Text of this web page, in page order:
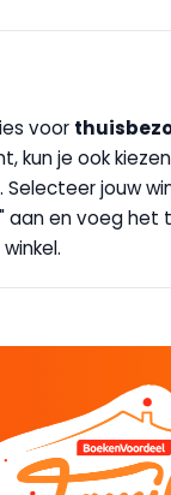
voor
kun je ook
. Selecteer jouw
en voeg het